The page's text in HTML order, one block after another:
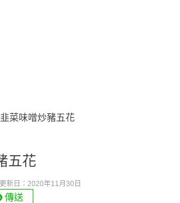
韭菜味噌炒豬五花
五花
更新日：2020年11月30日
傳送